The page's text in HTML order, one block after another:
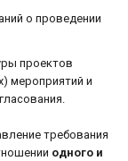
о проведении
проектов
мероприятий и
требования
одного и